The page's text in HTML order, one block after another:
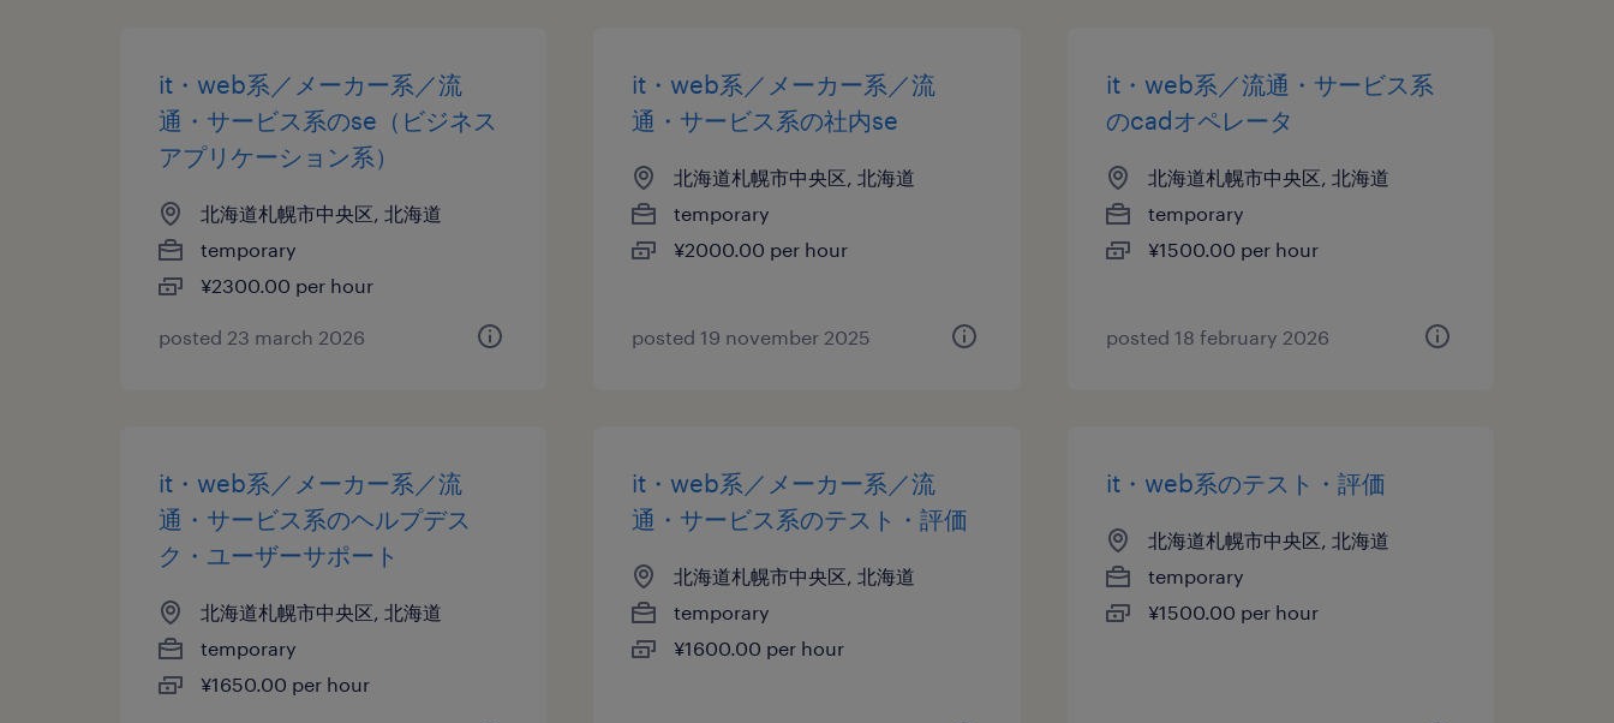
it・web系／メーカー系／流
通・サービス系のse（ビジネス
アプリケーション系）
北海道札幌市中央区, 北海道
temporary
¥2300.00 per hour
posted 23 march 2026
it・web系／メーカー系／流
通・サービス系の社内se
北海道札幌市中央区, 北海道
temporary
¥2000.00 per hour
posted 19 november 2025
it・web系／流通・サービス系
のcadオペレータ
北海道札幌市中央区, 北海道
temporary
¥1500.00 per hour
posted 18 february 2026
it・web系／メーカー系／流
通・サービス系のヘルプデス
ク・ユーザーサポート
北海道札幌市中央区, 北海道
temporary
¥1650.00 per hour
it・web系／メーカー系／流
通・サービス系のテスト・評価
北海道札幌市中央区, 北海道
temporary
¥1600.00 per hour
it・web系のテスト・評価
北海道札幌市中央区, 北海道
temporary
¥1500.00 per hour